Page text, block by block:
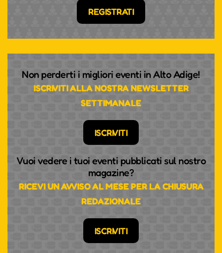
REGISTRATI
Non perderti i migliori eventi in Alto Adige!
ISCRIVITI ALLA NOSTRA NEWSLETTER
SETTIMANALE
ISCRIVITI
Vuoi vedere i tuoi eventi pubblicati sul nostro
magazine?
RICEVI UN AVVISO AL MESE PER LA CHIUSURA
REDAZIONALE
ISCRIVITI